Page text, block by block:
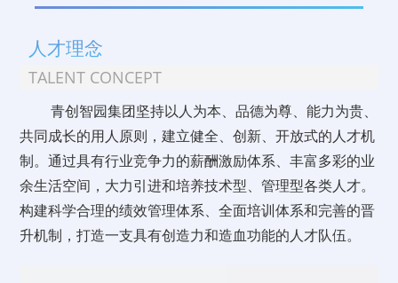
人才理念
TALENT CONCEPT
青创智园集团坚持以人为本、品德为尊、能力为贵、
共同成长的用人原则，建立健全、创新、开放式的人才机
制。通过具有行业竞争力的薪酬激励体系、丰富多彩的业
余生活空间，大力引进和培养技术型、管理型各类人才。
构建科学合理的绩效管理体系、全面培训体系和完善的晋
升机制，打造一支具有创造力和造血功能的人才队伍。